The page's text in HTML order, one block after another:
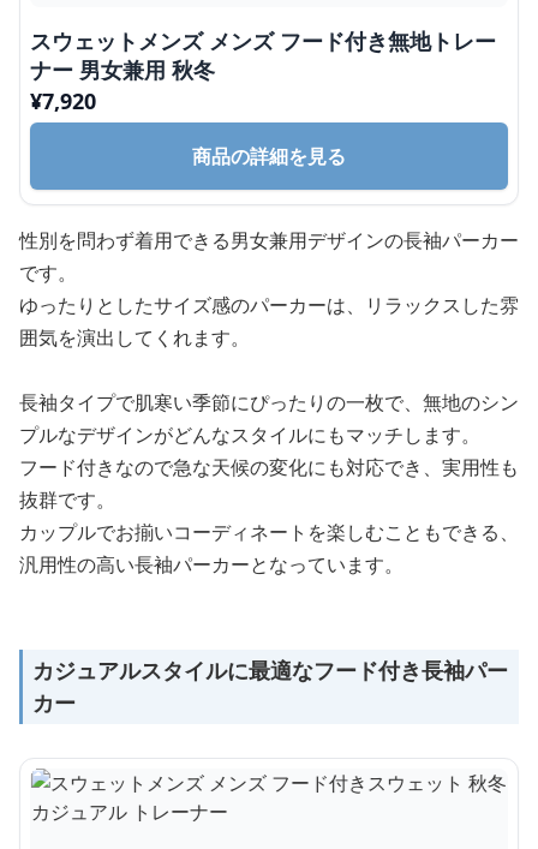
スウェットメンズ メンズ フード付き無地トレー
ナー 男女兼用 秋冬
¥7,920
商品の詳細を見る
性別を問わず着用できる男女兼用デザインの長袖パーカー
です。
ゆったりとしたサイズ感のパーカーは、リラックスした雰
囲気を演出してくれます。
長袖タイプで肌寒い季節にぴったりの一枚で、無地のシン
プルなデザインがどんなスタイルにもマッチします。
フード付きなので急な天候の変化にも対応でき、実用性も
抜群です。
カップルでお揃いコーディネートを楽しむこともできる、
汎用性の高い長袖パーカーとなっています。
カジュアルスタイルに最適なフード付き長袖パー
カー